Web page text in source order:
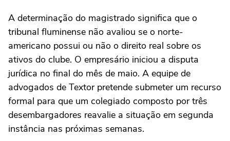
A determinação do magistrado significa que o
tribunal fluminense não avaliou se o norte-
americano possui ou não o direito real sobre os
ativos do clube. O empresário iniciou a disputa
jurídica no final do mês de maio. A equipe de
advogados de Textor pretende submeter um recurso
formal para que um colegiado composto por três
desembargadores reavalie a situação em segunda
instância nas próximas semanas.